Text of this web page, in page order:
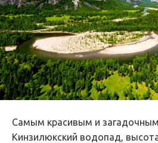
Самым красивым и
Кинзилюкский водопад,